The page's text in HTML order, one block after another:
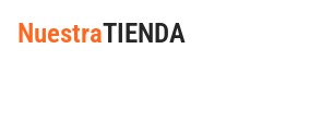
NuestraTIENDA